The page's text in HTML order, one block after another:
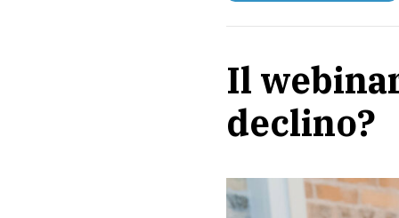
Il
declino?